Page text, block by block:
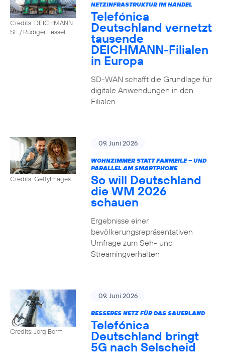
Credits: DEICHMANN
SE / Rüdiger Fessel
NETZINFRASTRUKTUR IM HANDEL
Telefónica
Deutschland vernetzt
tausende
DEICHMANN-Filialen
in Europa
SD-WAN schafft die Grundlage für
digitale Anwendungen in den
Filialen
Credits: GettyImages
09. Juni 2026
WOHNZIMMER STATT FANMEILE – UND
PARALLEL AM SMARTPHONE
So will Deutschland
die WM 2026
schauen
Ergebnisse einer
bevölkerungsrepräsentativen
Umfrage zum Seh- und
Streamingverhalten
Credits: Jörg Borm
09. Juni 2026
BESSERES NETZ FÜR DAS SAUERLAND
Telefónica
Deutschland bringt
5G nach Selscheid